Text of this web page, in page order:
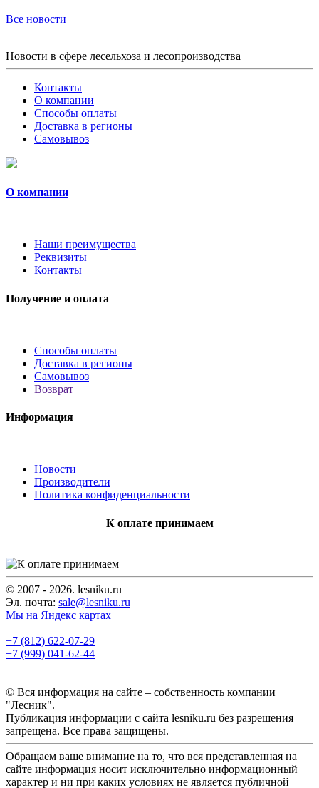
Все новости
Новости в сфере лесельхоза и лесопроизводства
Контакты
О компании
Способы оплаты
Доставка в регионы
Самовывоз
О компании
Наши преимущества
Реквизиты
Контакты
Получение и оплата
Способы оплаты
Доставка в регионы
Самовывоз
Возврат
Информация
Новости
Производители
Политика конфиденциальности
К оплате принимаем
© 2007 - 2026. lesniku.ru
Эл. почта: sale@lesniku.ru
Мы на Яндекс картах
+7 (812) 622-07-29
+7 (999) 041-62-44
© Вся информация на сайте – собственность компании
"Лесник".
Публикация информации с сайта lesniku.ru без разрешения
запрещена. Все права защищены.
Обращаем ваше внимание на то, что вся представленная на
сайте информация носит исключительно информационный
характер и ни при каких условиях не является публичной